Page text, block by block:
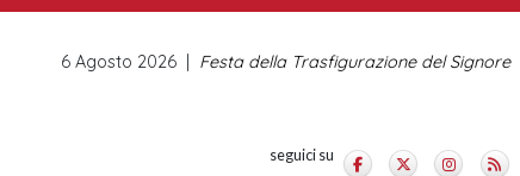
Festa della Trasfigurazione del Signore
6 Agosto 2026
seguici su